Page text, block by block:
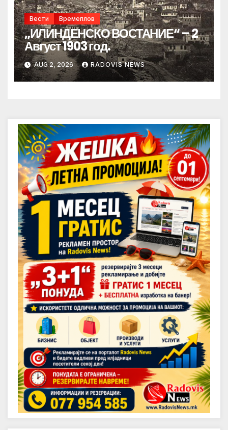
Вести Времеплов
„ИЛИНДЕНСКО ВОСТАНИЕ“ – 2
Август 1903 год.
AUG 2, 2026 RADOVIS NEWS